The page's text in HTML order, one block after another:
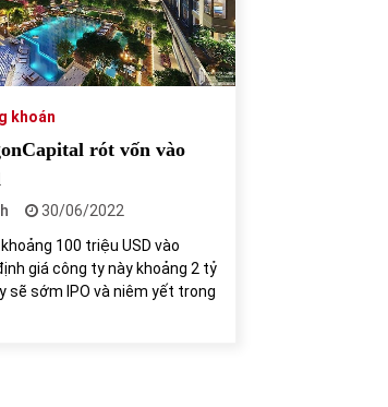
2022
giá tiền điện tử sau ngày thị
2021
khoán
rót vốn vào
30/06/2022
100 triệu USD vào
giá công ty này khoảng 2 tỷ
sẽ sớm IPO và niêm yết trong